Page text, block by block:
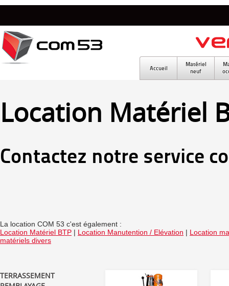
Location Matériel
Contactez notre service
La location COM 53 c'est également :
Location Matériel BTP | Location Manutention / Elévation | Location
matériels divers
TERRASSEMENT
Accueil
Matériel
neuf